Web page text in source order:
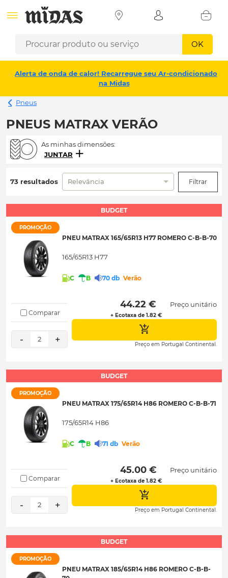
OK
Alerta de onda de calor! Recarregue seu Ar-condicionado
na Midas
Pneus
PNEUS MATRAX VERÃO
As minhas dimensões:
JUNTAR
73 resultados Relevância Filtrar
BUDGET
PROMOÇÃO
PNEU MATRAX 165/65R13 H77 ROMERO C-B-B-70
165/65R13 H77
C B 70 db Verão
Comparar
- 2 +
44.22 €
+ Ecotaxa de 1.82 €
Preço unitário
Preço em Portugal Continental.
BUDGET
PROMOÇÃO
PNEU MATRAX 175/65R14 H86 ROMERO C-B-B-71
175/65R14 H86
C B 71 db Verão
Comparar
- 2 +
45.00 €
+ Ecotaxa de 1.82 €
Preço unitário
Preço em Portugal Continental.
BUDGET
PROMOÇÃO
PNEU MATRAX 185/65R14 H86 ROMERO C-B-B-